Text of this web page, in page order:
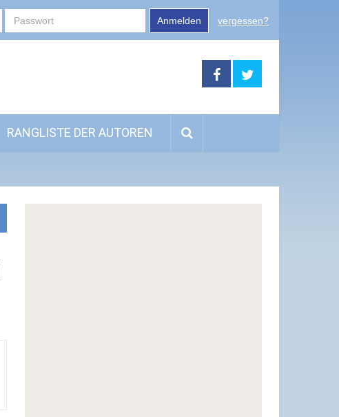
Anmelden vergessen?
RANGLISTE DER AUTOREN